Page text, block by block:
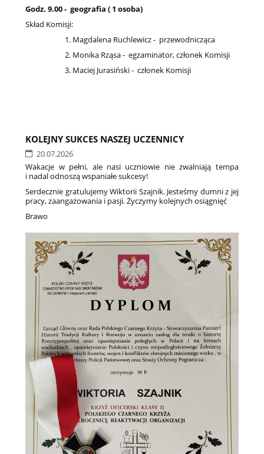
Godz. 9.00 - geografia ( 1 osoba)
Skład Komisji:
Magdalena Ruchlewicz - przewodnicząca
Monika Rząsa - egzaminator, członek Komisji
Maciej Jurasiński - członek Komisji
KOLEJNY SUKCES NASZEJ UCZENNICY
20.07.2026
Wakacje w pełni, ale nasi uczniowie nie zwalniają tempa
i nadal odnoszą wspaniałe sukcesy!
Serdecznie gratulujemy Wiktorii Szajnik. Jesteśmy dumni z jej
pracy, zaangażowania i pasji. Życzymy kolejnych osiągnięć
Brawo